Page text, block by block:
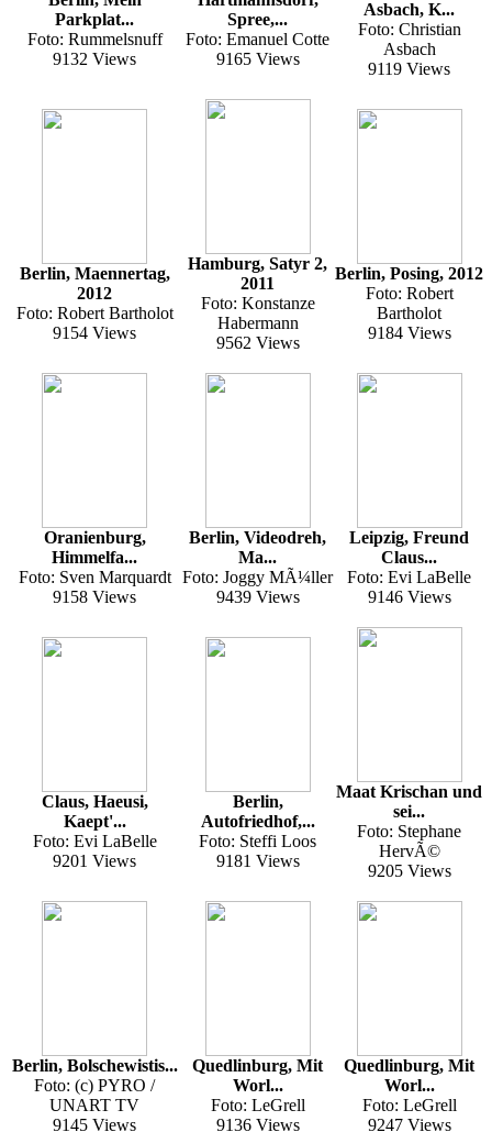
Parkplat...
Foto: Rummelsnuff
9132 Views
Spree,...
Foto: Emanuel Cotte
9165 Views
Asbach, K...
Foto: Christian
Asbach
9119 Views
Berlin, Maennertag,
2012
Foto: Robert Bartholot
9154 Views
Hamburg, Satyr 2,
2011
Foto: Konstanze
Habermann
9562 Views
Berlin, Posing, 2012
Foto: Robert
Bartholot
9184 Views
Oranienburg,
Himmelfa...
Foto: Sven Marquardt
9158 Views
Berlin, Videodreh,
Ma...
Foto: Joggy MÃ¼ller
9439 Views
Leipzig, Freund
Claus...
Foto: Evi LaBelle
9146 Views
Claus, Haeusi,
Kaept'...
Foto: Evi LaBelle
9201 Views
Berlin,
Autofriedhof,...
Foto: Steffi Loos
9181 Views
Maat Krischan und
sei...
Foto: Stephane
HervÃ©
9205 Views
Berlin, Bolschewistis...
Foto: (c) PYRO /
UNART TV
9145 Views
Quedlinburg, Mit
Worl...
Foto: LeGrell
9136 Views
Quedlinburg, Mit
Worl...
Foto: LeGrell
9247 Views